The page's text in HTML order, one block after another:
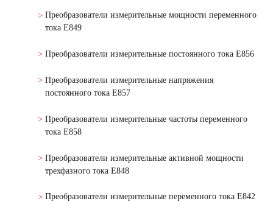
Преобразователи измерительные мощности переменного
тока Е849
Преобразователи измерительные постоянного тока Е856
Преобразователи измерительные напряжения
постоянного тока Е857
Преобразователи измерительные частоты переменного
тока Е858
Преобразователи измерительные активной мощности
трехфазного тока Е848
Преобразователи измерительные переменного тока Е842